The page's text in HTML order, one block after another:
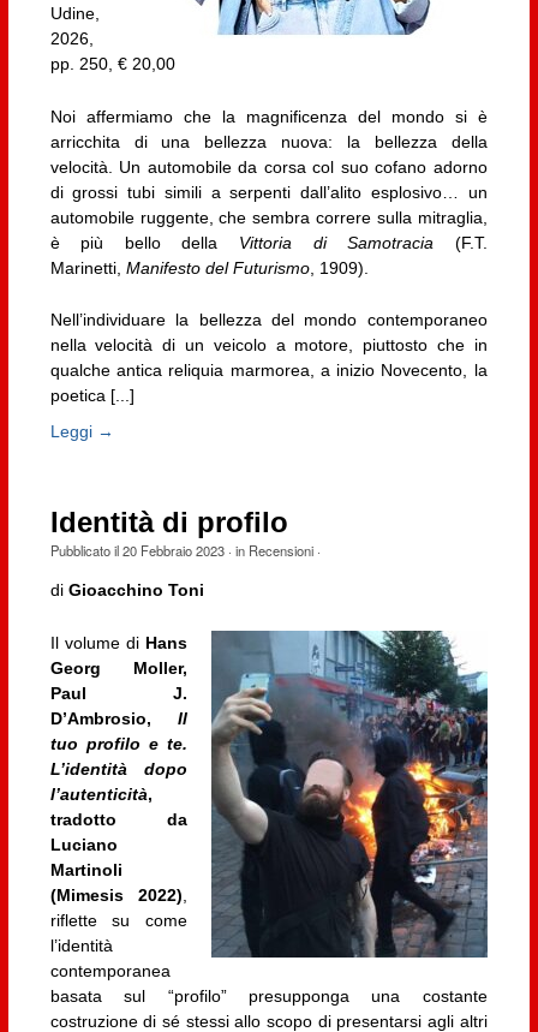
Udine,
2026,
pp. 250, € 20,00
Noi affermiamo che la magnificenza del mondo si è
arricchita di una bellezza nuova: la bellezza della
velocità. Un automobile da corsa col suo cofano adorno
di grossi tubi simili a serpenti dall’alito esplosivo… un
automobile ruggente, che sembra correre sulla mitraglia,
è più bello della Vittoria di Samotracia (F.T.
Marinetti, Manifesto del Futurismo, 1909).
Nell’individuare la bellezza del mondo contemporaneo
nella velocità di un veicolo a motore, piuttosto che in
qualche antica reliquia marmorea, a inizio Novecento, la
poetica [...]
Leggi →
Identità di profilo
Pubblicato il20 Febbraio 2023· in Recensioni·
di Gioacchino Toni
Il volume di Hans
Georg Moller,
Paul J.
D’Ambrosio,Il
tuo profilo e te.
L’identità dopo
l’autenticità,
tradotto da
Luciano
Martinoli
(Mimesis 2022)
riflette su come
l’identità
contemporanea
basata sul “profilo” presupponga una costante
costruzione di sé stessi allo scopo di presentarsi agli altri